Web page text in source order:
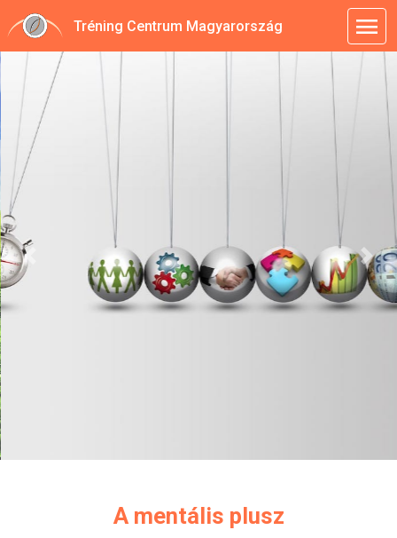
Tréning Centrum Magyarország menu
mindennel
Next
A mentális plusz